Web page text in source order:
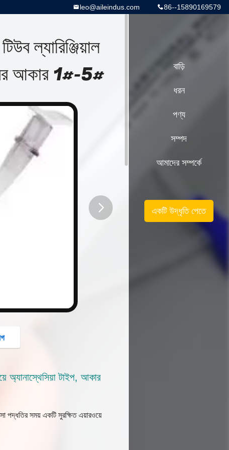
86--15890169579
leo@aileindus.com
ল্যারিঞ্জিয়াল
আকার 1#-5#
অ্যানাস্থেসিয়া টাইপ, আকার
পদ্ধতির সময় একটি সুরক্ষিত এয়ারওয়ে
বাড়ি
ধরন
পণ্য
সম্পদ
আমাদের সম্পর্কে
একটি উদ্ধৃতি পেতে